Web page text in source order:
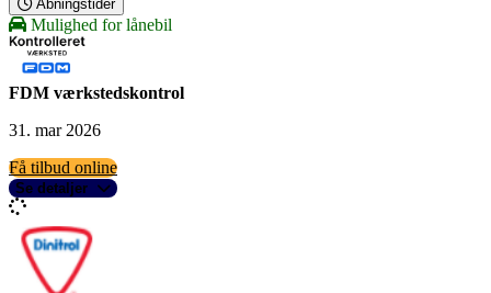
Åbningstider
Mulighed for lånebil
FDM værkstedskontrol
31. mar 2026
Få tilbud online
Se detaljer